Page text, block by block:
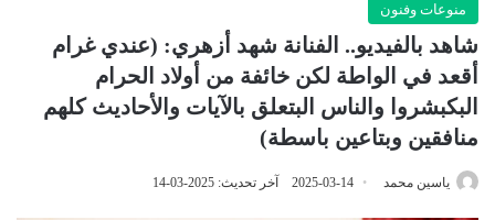
منوعات وفنون
شاهد بالفيديو.. الفنانة شهد أزهري: (عندي غرام
أقعد في الواطة لكن خائفة من أولاد الحرام
البكبشروا والناس البتعلق بالآيات والأحاديث كلهم
منافقين وبتاعين باسطة)
ياسين محمد 2025-03-14 آخر تحديث: 2025-03-14